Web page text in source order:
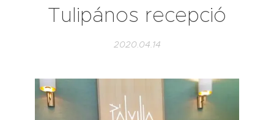
Tulipános recepció
2020.04.14